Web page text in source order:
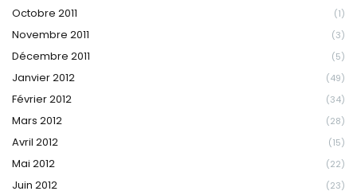
Octobre 2011 (1)
Novembre 2011 (3)
Décembre 2011 (5)
Janvier 2012 (49)
Février 2012 (34)
Mars 2012 (28)
Avril 2012 (15)
Mai 2012 (22)
Juin 2012 (23)